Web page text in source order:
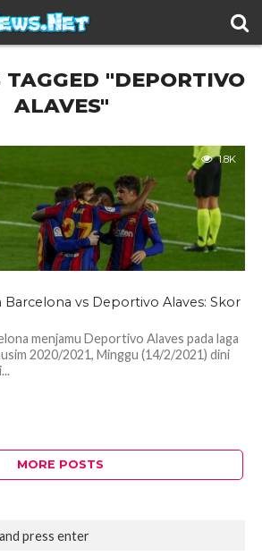
"DEPORTIVO
ALAVES"
1.8K
Barcelona vs Deportivo Alaves: Skor
menjamu Deportivo Alaves pada laga
2020/2021, Minggu (14/2/2021) dini
MORE POSTS